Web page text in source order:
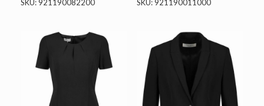
SKU: 921190082200 SKU: 921190011000